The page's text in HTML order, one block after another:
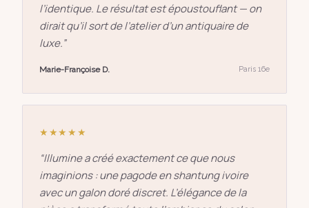
l’identique. Le résultat est époustouflant — on
dirait qu’il sort de l’atelier d’un antiquaire de
luxe.”
Marie-Françoise D. Paris 16e
★★★★★
“Illumine a créé exactement ce que nous
imaginions : une pagode en shantung ivoire
avec un galon doré discret. L’élégance de la